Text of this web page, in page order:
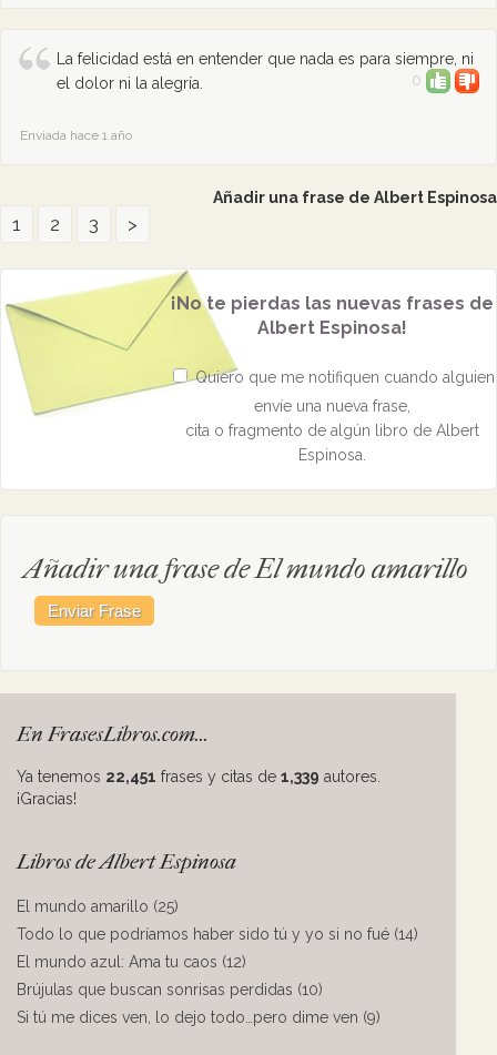
La felicidad está en entender que nada es para siempre, ni
el dolor ni la alegría.
0
Enviada hace 1 año
Añadir una frase de Albert Espinosa
1 2 3 >
¡No te pierdas las nuevas frases de
Albert Espinosa!
Quiero que me notifiquen cuando alguien
envíe una nueva frase,
cita o fragmento de algún libro de Albert
Espinosa.
Añadir una frase de El mundo amarillo
En FrasesLibros.com...
Ya tenemos 22,451 frases y citas de 1,339 autores.
¡Gracias!
Libros de Albert Espinosa
El mundo amarillo (25)
Todo lo que podríamos haber sido tú y yo si no fué (14)
El mundo azul: Ama tu caos (12)
Brújulas que buscan sonrisas perdidas (10)
Si tú me dices ven, lo dejo todo…pero dime ven (9)